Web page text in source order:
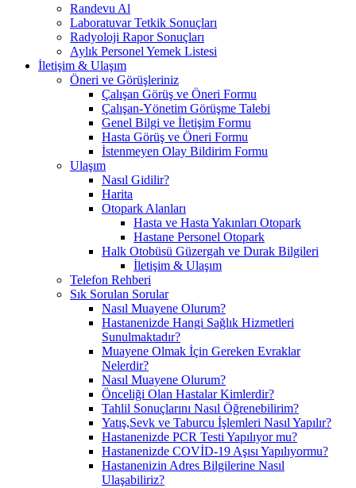
Randevu Al
Laboratuvar Tetkik Sonuçları
Radyoloji Rapor Sonuçları
Aylık Personel Yemek Listesi
İletişim & Ulaşım
Öneri ve Görüşleriniz
Çalışan Görüş ve Öneri Formu
Çalışan-Yönetim Görüşme Talebi
Genel Bilgi ve İletişim Formu
Hasta Görüş ve Öneri Formu
İstenmeyen Olay Bildirim Formu
Ulaşım
Nasıl Gidilir?
Harita
Otopark Alanları
Hasta ve Hasta Yakınları Otopark
Hastane Personel Otopark
Halk Otobüsü Güzergah ve Durak Bilgileri
İletişim & Ulaşım
Telefon Rehberi
Sık Sorulan Sorular
Nasıl Muayene Olurum?
Hastanenizde Hangi Sağlık Hizmetleri
Sunulmaktadır?
Muayene Olmak İçin Gereken Evraklar
Nelerdir?
Nasıl Muayene Olurum?
Önceliği Olan Hastalar Kimlerdir?
Tahlil Sonuçlarını Nasıl Öğrenebilirim?
Yatış,Sevk ve Taburcu İşlemleri Nasıl Yapılır?
Hastanenizde PCR Testi Yapılıyor mu?
Hastanenizde COVİD-19 Aşısı Yapılıyormu?
Hastanenizin Adres Bilgilerine Nasıl
Ulaşabiliriz?